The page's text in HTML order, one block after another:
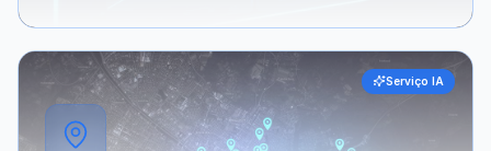
Serviço IA